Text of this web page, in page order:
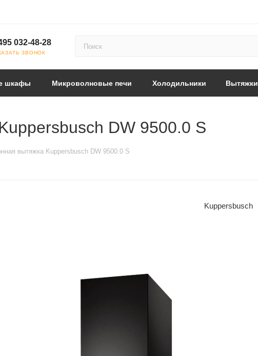
032-48-28
ЗВОНОК
шкафы Микроволновые печи Холодильники Вытяжки
DW 9500.0 S
вытяжка Kuppersbusch DW 9500.0 S
Kuppersbusch